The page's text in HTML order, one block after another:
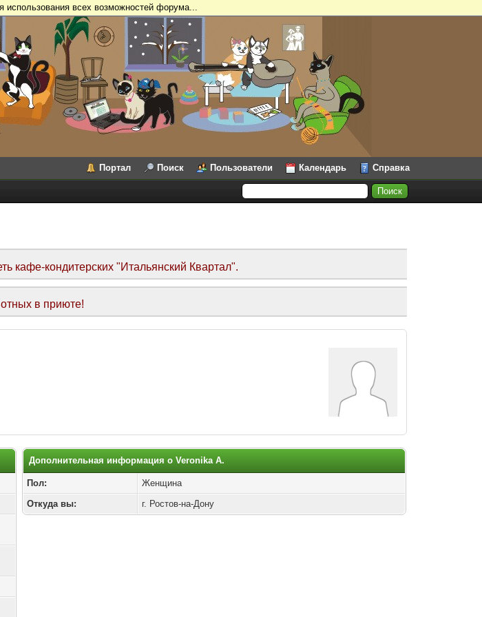
использования всех возможностей форума...
Портал Поиск Пользователи Календарь Справка
кафе-кондитерских "Итальянский Квартал".
в приюте!
Дополнительная информация о Veronika A.
Пол:
Женщина
Откуда вы:
г. Ростов-на-Дону